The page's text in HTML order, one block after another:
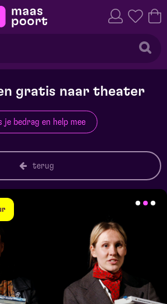
gratis naar theater
je bedrag en help mee
terug